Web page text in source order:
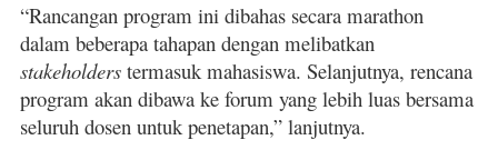
“Rancangan program ini dibahas secara marathon
dalam beberapa tahapan dengan melibatkan
stakeholders termasuk mahasiswa. Selanjutnya, rencana
program akan dibawa ke forum yang lebih luas bersama
seluruh dosen untuk penetapan,” lanjutnya.